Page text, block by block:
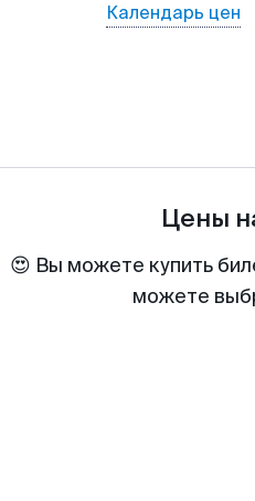
Календарь цен
Цены
😍 Вы можете купить
можете